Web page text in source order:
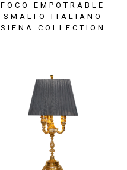
FOCO EMPOTRABLE
SMALTO ITALIANO
SIENA COLLECTION